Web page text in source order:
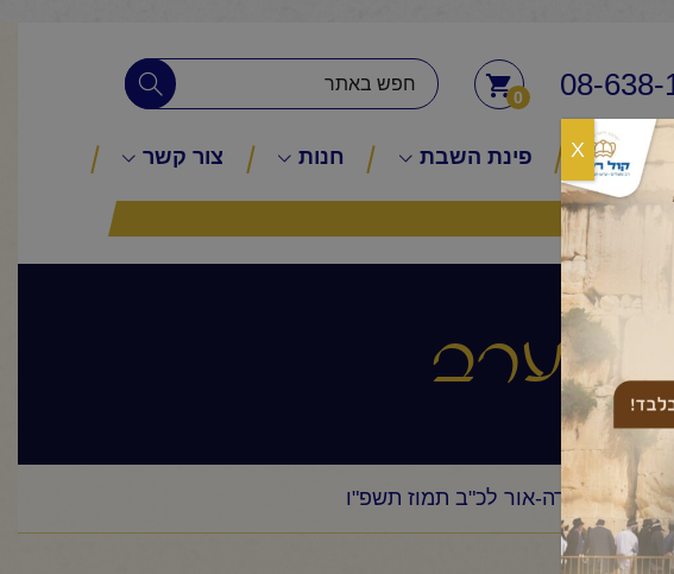
08-638-
0
פינת השבת חנות צור קשר
ערב
ובאגדה-אור לכ"ב תמוז תשפ"ו
X